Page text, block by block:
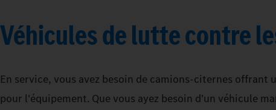
Véhicules de lutte contre
En service, vous avez besoin de camions-citernes
pour l'équipement. Que vous ayez besoin d'un véhicule